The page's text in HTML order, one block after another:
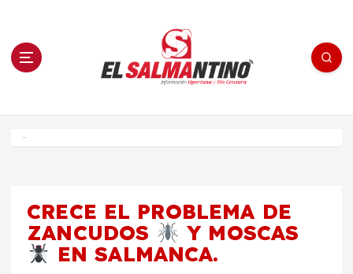
n El Salmantino - medios/noticias/editorial
CRECE EL PROBLEMA DE
ZANCUDOS
Y MOSCAS
EN SALMANCA.